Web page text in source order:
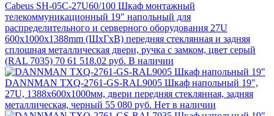
Cabeus SH-05C-27U60/100 Шкаф монтажный
телекоммуникационный 19" напольный для
распределительного и серверного оборудования 27U
600x1000x1388mm (ШхГхВ) передняя стеклянная и задняя
сплошная металлическая двери, ручка с замком, цвет серый
(RAL 7035) 70 61 518.02 руб. В наличии
DANNMAN ТXQ-2761-GS-RAL9005 Шкаф напольный 19",
27U, 1388x600х1000мм, двери передняя стеклянная, задняя
металлическая, черный 55 080 руб. Нет в наличии